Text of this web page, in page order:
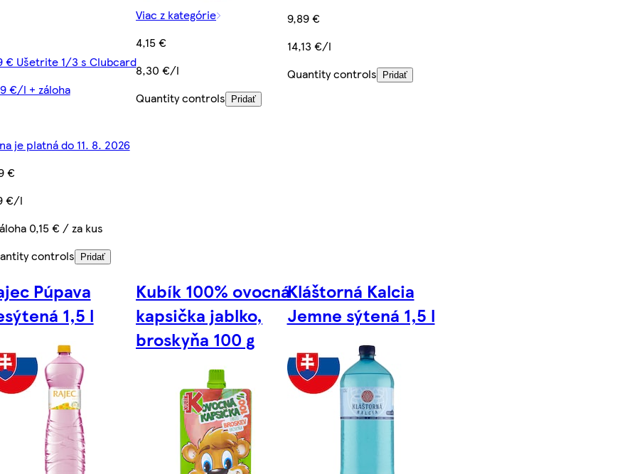
€ Ušetrite 1/3 s Clubcard
€/l + záloha
je platná do 11. 8. 2026
€
€/l
0,15 € / za kus
controls
Pridať
Viac z kategórie
4,15 €
8,30 €/l
Quantity controls
Pridať
9,89 €
14,13 €/l
Quantity controls
Pridať
Púpava
1,5 l
Kubík 100% ovocná
kapsička jablko,
broskyňa 100 g
Kláštorná Kalcia
Jemne sýtená 1,5 l